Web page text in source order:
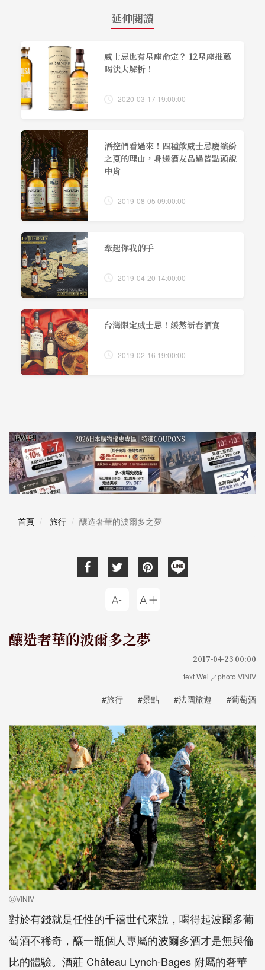
延伸閱讀
威士忌也有星座命定？ 12星座推薦
喝法大解析！
2020-03-17 19:00:00
酒控們看過來！四種飲威士忌慶繽紛
之夏的理由，身邊酒友品過皆點頭說
中肯
2019-08-05 09:00:00
牽起你我的手
2019-04-20 14:00:00
台灣限定威士忌！緩蒸新春酒宴
2019-02-16 19:00:00
首頁 旅行 釀造奢華的波爾多之夢
釀造奢華的波爾多之夢
2017-04-23 00:00
text Wei ／photo VINIV
#旅行 #景點 #法國旅遊 #葡萄酒
ⓒVINIV
對於有錢就是任性的千禧世代來說，喝得起波爾多葡
萄酒不稀奇，釀一瓶個人專屬的波爾多酒才是無與倫
比的體驗。酒莊 Château Lynch-Bages 附屬的奢華